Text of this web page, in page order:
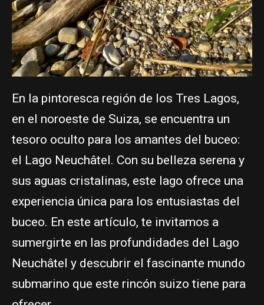
En la pintoresca región de los Tres Lagos,
en el noroeste de Suiza, se encuentra un
tesoro oculto para los amantes del buceo:
el Lago Neuchâtel. Con su belleza serena y
sus aguas cristalinas, este lago ofrece una
experiencia única para los entusiastas del
buceo. En este artículo, te invitamos a
sumergirte en las profundidades del Lago
Neuchâtel y descubrir el fascinante mundo
submarino que este rincón suizo tiene para